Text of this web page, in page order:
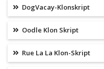
DogVacay-Klonskript
Oodle Klon Skript
Rue La La Klon-Skript